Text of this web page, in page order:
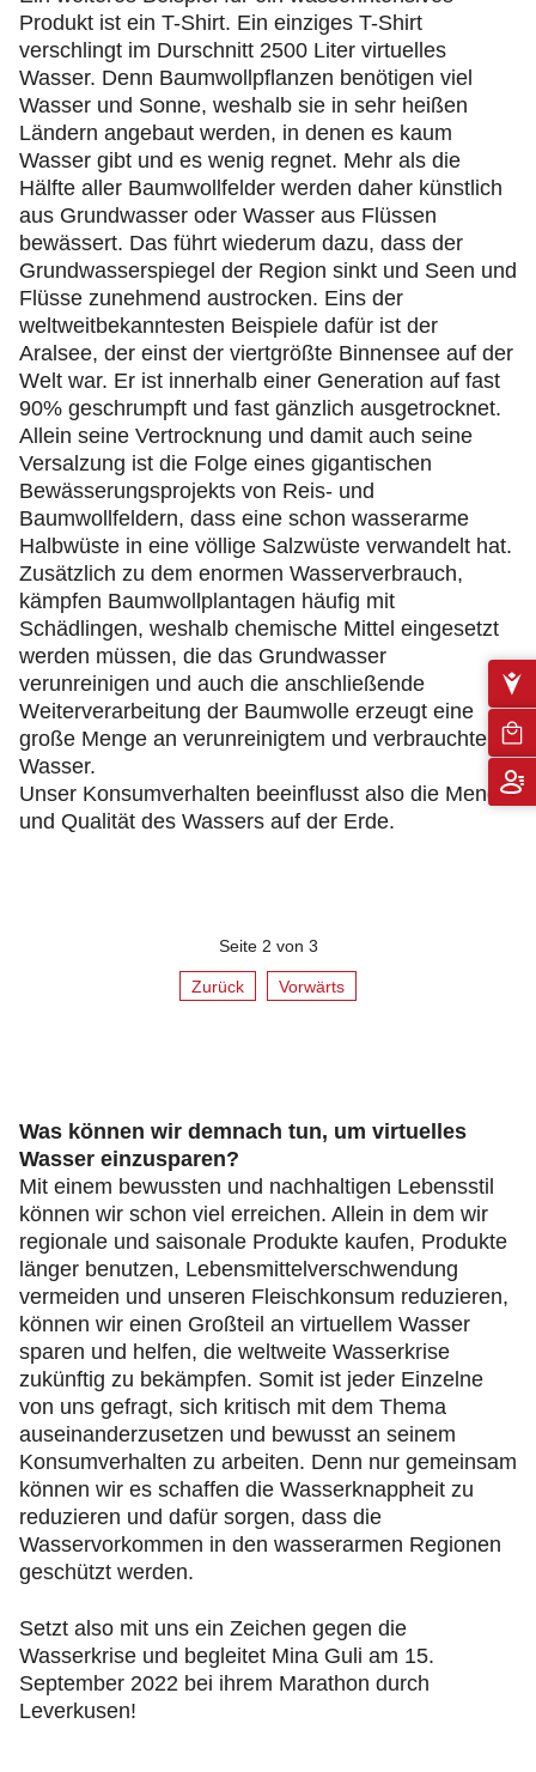
Produkt ist ein T-Shirt. Ein einziges T-Shirt
verschlingt im Durschnitt 2500 Liter virtuelles
Wasser. Denn Baumwollpflanzen benötigen viel
Wasser und Sonne, weshalb sie in sehr heißen
Ländern angebaut werden, in denen es kaum
Wasser gibt und es wenig regnet. Mehr als die
Hälfte aller Baumwollfelder werden daher künstlich
aus Grundwasser oder Wasser aus Flüssen
bewässert. Das führt wiederum dazu, dass der
Grundwasserspiegel der Region sinkt und Seen und
Flüsse zunehmend austrocken. Eins der
weltweitbekanntesten Beispiele dafür ist der
Aralsee, der einst der viertgrößte Binnensee auf der
Welt war. Er ist innerhalb einer Generation auf fast
90% geschrumpft und fast gänzlich ausgetrocknet.
Allein seine Vertrocknung und damit auch seine
Versalzung ist die Folge eines gigantischen
Bewässerungsprojekts von Reis- und
Baumwollfeldern, dass eine schon wasserarme
Halbwüste in eine völlige Salzwüste verwandelt hat.
Zusätzlich zu dem enormen Wasserverbrauch,
kämpfen Baumwollplantagen häufig mit
Schädlingen, weshalb chemische Mittel eingesetzt
werden müssen, die das Grundwasser
verunreinigen und auch die anschließende
Weiterverarbeitung der Baumwolle erzeugt eine
große Menge an verunreinigtem und verbrauchtem
Wasser.
Unser Konsumverhalten beeinflusst also die Menge
und Qualität des Wassers auf der Erde.
Seite 2 von 3
Zurück Vorwärts
Was können wir demnach tun, um virtuelles
Wasser einzusparen?
Mit einem bewussten und nachhaltigen Lebensstil
können wir schon viel erreichen. Allein in dem wir
regionale und saisonale Produkte kaufen, Produkte
länger benutzen, Lebensmittelverschwendung
vermeiden und unseren Fleischkonsum reduzieren,
können wir einen Großteil an virtuellem Wasser
sparen und helfen, die weltweite Wasserkrise
zukünftig zu bekämpfen. Somit ist jeder Einzelne
von uns gefragt, sich kritisch mit dem Thema
auseinanderzusetzen und bewusst an seinem
Konsumverhalten zu arbeiten. Denn nur gemeinsam
können wir es schaffen die Wasserknappheit zu
reduzieren und dafür sorgen, dass die
Wasservorkommen in den wasserarmen Regionen
geschützt werden.
Setzt also mit uns ein Zeichen gegen die
Wasserkrise und begleitet Mina Guli am 15.
September 2022 bei ihrem Marathon durch
Leverkusen!